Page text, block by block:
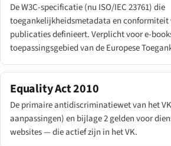
De W3C-specificatie (nu ISO/IEC 23761) die
toegankelijkheidsmetadata en conformiteit
publicaties definieert. Verplicht voor e-
toepassingsgebied van de Europese
Equality Act 2010
De primaire antidiscriminatiewet van het
aanpassingen) en bijlage 2 gelden voor
websites — die actief zijn in het VK.